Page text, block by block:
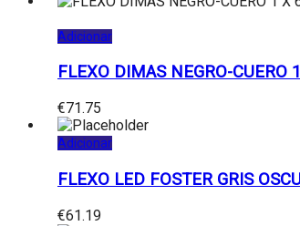
Adicionar
FLEXO DIMAS NEGRO-CUERO
€71.75
Adicionar
FLEXO LED FOSTER GRIS
€61.19